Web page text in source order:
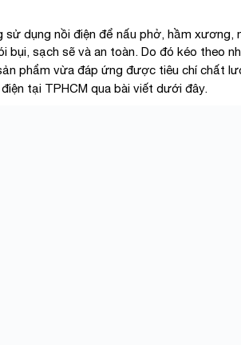
dụng nồi điện để nấu phở, hầm
bụi, sạch sẽ và an toàn. Do đó kéo theo
phẩm vừa đáp ứng được tiêu chí chất
tại TPHCM qua bài viết dưới đây.